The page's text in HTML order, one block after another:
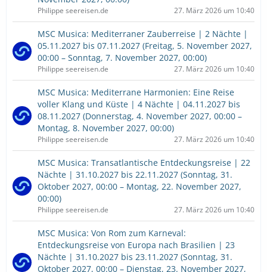
Philippe seereisen.de 27. März 2026 um 10:40
MSC Musica: Mediterraner Zauberreise | 2 Nächte |
05.11.2027 bis 07.11.2027 (Freitag, 5. November 2027,
00:00 – Sonntag, 7. November 2027, 00:00)
Philippe seereisen.de 27. März 2026 um 10:40
MSC Musica: Mediterrane Harmonien: Eine Reise
voller Klang und Küste | 4 Nächte | 04.11.2027 bis
08.11.2027 (Donnerstag, 4. November 2027, 00:00 –
Montag, 8. November 2027, 00:00)
Philippe seereisen.de 27. März 2026 um 10:40
MSC Musica: Transatlantische Entdeckungsreise | 22
Nächte | 31.10.2027 bis 22.11.2027 (Sonntag, 31.
Oktober 2027, 00:00 – Montag, 22. November 2027,
00:00)
Philippe seereisen.de 27. März 2026 um 10:40
MSC Musica: Von Rom zum Karneval:
Entdeckungsreise von Europa nach Brasilien | 23
Nächte | 31.10.2027 bis 23.11.2027 (Sonntag, 31.
Oktober 2027, 00:00 – Dienstag, 23. November 2027,